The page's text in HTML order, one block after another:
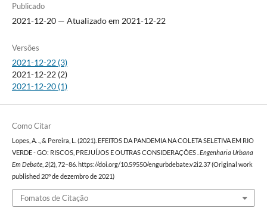
Publicado
2021-12-20 — Atualizado em 2021-12-22
Versões
2021-12-22 (3)
2021-12-22 (2)
2021-12-20 (1)
Como Citar
Lopes, A. ., & Pereira, L. (2021). EFEITOS DA PANDEMIA NA COLETA SELETIVA EM RIO
VERDE - GO: RISCOS, PREJUÍJOS E OUTRAS CONSIDERAÇÕES . Engenharia Urbana
Em Debate, 2(2), 72–86. https://doi.org/10.59550/engurbdebate.v2i2.37 (Original work
published 20º de dezembro de 2021)
Fomatos de Citação